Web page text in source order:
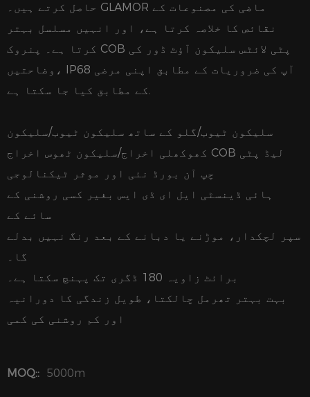
حاصل کرتے ہیں۔ GLAMOR ماضی کی مصنوعات کے
نقائص کا خلاصہ کرتا ہے، اور انہیں مسلسل بہتر
کرتا ہے۔ پنروک COB پٹی لائٹس سلیکون آؤٹ ڈور کی
وضاحتیں، IP68 آپ کی ضروریات کے مطابق اپنی مرضی
کے مطابق کیا جا سکتا ہے.
سلیکون ٹیوب/گلو کے ساتھ سلیکون ٹیوب/سلیکون
کھوکھلی اخراج/سلیکون ٹھوس اخراج COB لیڈ پٹی
چپ آن بورڈ نئی اور موثر ٹیکنالوجی
ہائی ڈینسٹی ایل ای ڈی ایس بغیر کسی روشنی کے
سائے کے
سپر لچکدار، موڑنے یا دبانے کے بعد رنگ نہیں بدلے
گا۔
برائٹ زاویہ 180 ڈگری تک پہنچ سکتا ہے۔
بہت بہتر تھرمل چالکتا، طویل زندگی کا دورانیہ
اور کم روشنی کی کمی
MOQ:: 5000m